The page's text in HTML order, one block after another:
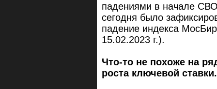
падениями в начале
сегодня было
падение индекса
15.02.2023 г.).
Что-то не похоже на
роста ключевой ставки.